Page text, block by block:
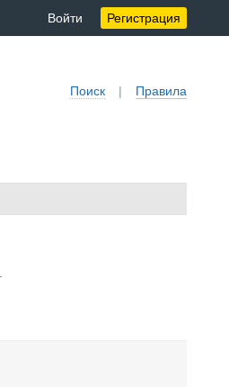
Войти Регистрация
Поиск | Правила